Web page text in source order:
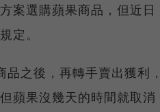
案選購蘋果商品，但近日
定。
品之後，再轉手賣出獲利
蘋果沒幾天的時間就取消